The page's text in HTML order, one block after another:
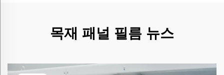
목재 패널 필름 뉴스